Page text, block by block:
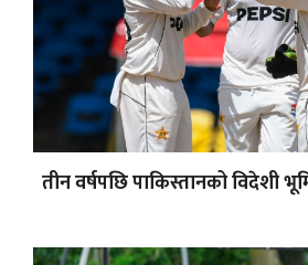
तीन वर्षपछि पाकिस्तानको विदेशी